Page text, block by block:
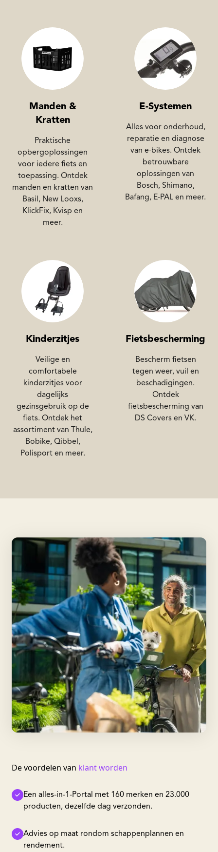
Manden &
Kratten
Praktische
opbergoplossingen
voor iedere fiets en
toepassing. Ontdek
manden en kratten van
Basil, New Looxs,
KlickFix, Kvisp en
meer.
E-Systemen
Alles voor onderhoud,
reparatie en diagnose
van e-bikes. Ontdek
betrouwbare
oplossingen van
Bosch, Shimano,
Bafang, E-PAL en meer.
Kinderzitjes
Veilige en
comfortabele
kinderzitjes voor
dagelijks
gezinsgebruik op de
fiets. Ontdek het
assortiment van Thule,
Bobike, Qibbel,
Polisport en meer.
Fietsbescherming
Bescherm fietsen
tegen weer, vuil en
beschadigingen.
Ontdek
fietsbescherming van
DS Covers en VK.
De voordelen van klant worden
Een alles-in-1-Portal met 160 merken en 23.000
producten, dezelfde dag verzonden.
Advies op maat rondom schappenplannen en
rendement.